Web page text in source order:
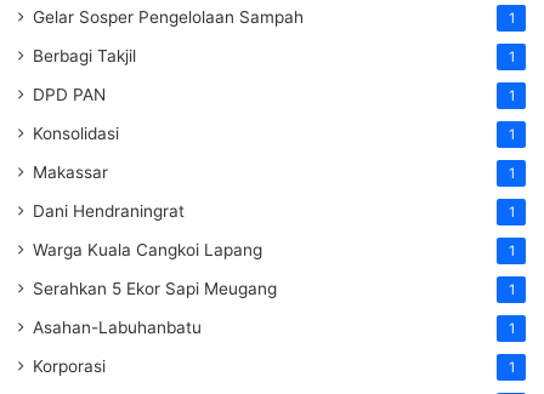
Gelar Sosper Pengelolaan Sampah 1
Berbagi Takjil 1
DPD PAN 1
Konsolidasi 1
Makassar 1
Dani Hendraningrat 1
Warga Kuala Cangkoi Lapang 1
Serahkan 5 Ekor Sapi Meugang 1
Asahan-Labuhanbatu 1
Korporasi 1